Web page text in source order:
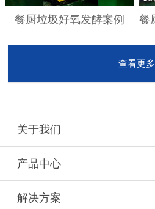
餐厨垃圾好氧发酵案例
查看更多
关于我们
产品中心
解决方案